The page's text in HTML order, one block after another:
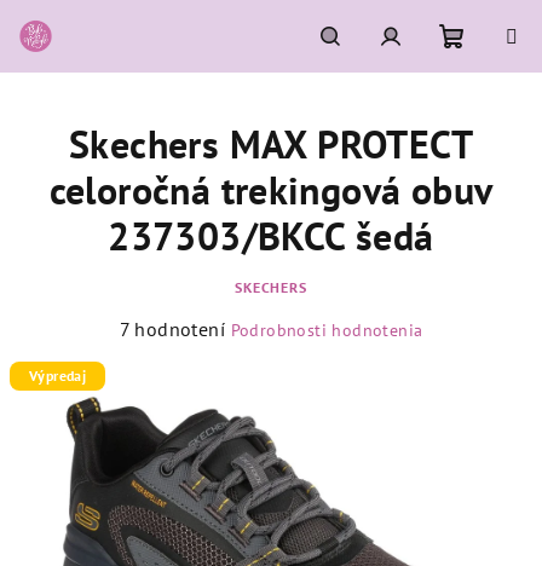
na
obsah
HľadaťPrihlásenie
košík
Skechers MAX PROTECT
celoročná trekingová obuv
237303/BKCC šedá
SKECHERS
Priemerné
je
5,0
5
hviezdičiek.
7 hodnotení Podrobnosti hodnotenia
Výpredaj